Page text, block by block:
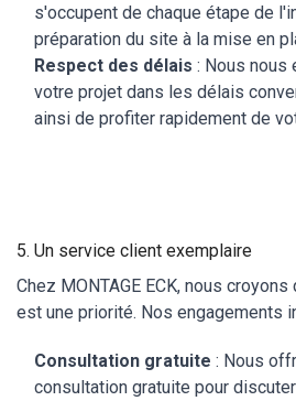
s'occupent de chaque étape de
préparation du site à la mise en
Respect des délais : Nous nous
votre projet dans les délais
ainsi de profiter rapidement de
5. Un service client exemplaire
Chez MONTAGE ECK, nous
est une priorité. Nos engagements
Consultation gratuite : Nous
consultation gratuite pour